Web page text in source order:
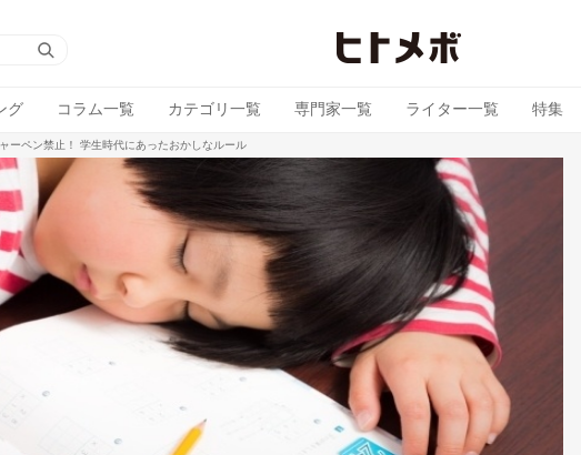
グ コラム一覧 カテゴリ一覧 専門家一覧 ライター一覧 特集
ーペン禁止！ 学生時代にあったおかしなルール